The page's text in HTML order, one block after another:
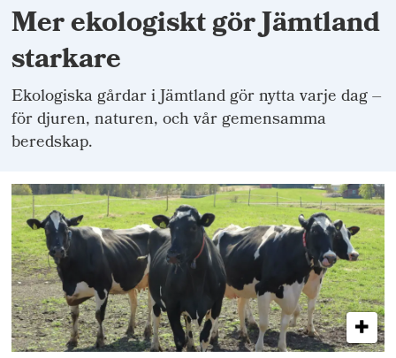
Mer ekologiskt gör Jämtland
starkare
Ekologiska gårdar i Jämtland gör nytta varje dag –
för djuren, naturen, och vår gemensamma
beredskap.